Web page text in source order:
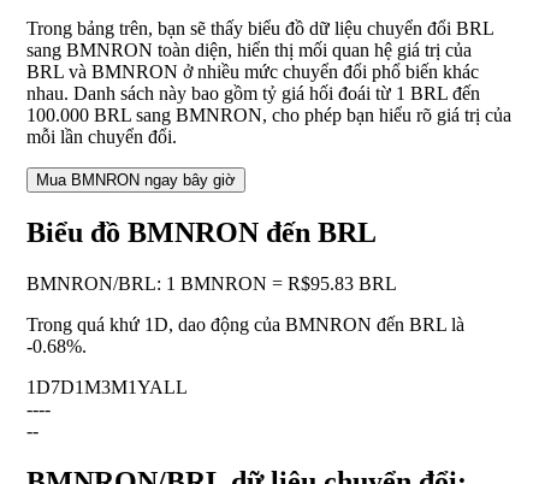
Trong bảng trên, bạn sẽ thấy biểu đồ dữ liệu chuyển đổi BRL
sang BMNRON toàn diện, hiển thị mối quan hệ giá trị của
BRL và BMNRON ở nhiều mức chuyển đổi phổ biến khác
nhau. Danh sách này bao gồm tỷ giá hối đoái từ 1 BRL đến
100.000 BRL sang BMNRON, cho phép bạn hiểu rõ giá trị của
mỗi lần chuyển đổi.
Mua BMNRON ngay bây giờ
Biểu đồ BMNRON đến BRL
BMNRON/BRL: 1 BMNRON = R$95.83 BRL
Trong quá khứ 1D, dao động của BMNRON đến BRL là
-0.68%.
1D7D1M3M1YALL
----
--